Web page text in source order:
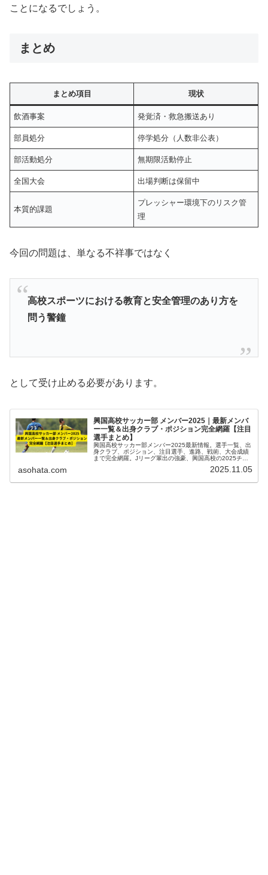
ことになるでしょう。
まとめ
まとめ項目 現状
飲酒事案 発覚済・救急搬送あり
部員処分 停学処分（人数非公表）
部活動処分 無期限活動停止
全国大会 出場判断は保留中
本質的課題
プレッシャー環境下のリスク管
理
今回の問題は、単なる不祥事ではなく
高校スポーツにおける教育と安全管理のあり方を
問う警鐘
として受け止める必要があります。
興国高校サッカー部 メンバー2025｜最新メンバ
ー一覧＆出身クラブ・ポジション完全網羅【注目
選手まとめ】
興国高校サッカー部メンバー2025最新情報。選手一覧、出
身クラブ、ポジション、注目選手、進路、戦術、大会成績
まで完全網羅。Jリーグ輩出の強豪、興国高校の2025チー
asohata.com 2025.11.05